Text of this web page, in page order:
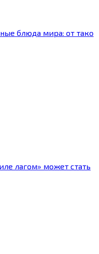
блюда мира: от тако
лагом» может стать